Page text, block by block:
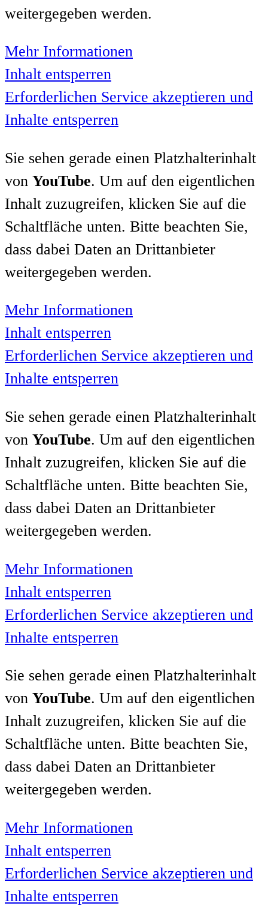
weitergegeben werden.
Mehr Informationen
Inhalt entsperren
Erforderlichen Service akzeptieren und
Inhalte entsperren
Sie sehen gerade einen Platzhalterinhalt
von YouTube. Um auf den eigentlichen
Inhalt zuzugreifen, klicken Sie auf die
Schaltfläche unten. Bitte beachten Sie,
dass dabei Daten an Drittanbieter
weitergegeben werden.
Mehr Informationen
Inhalt entsperren
Erforderlichen Service akzeptieren und
Inhalte entsperren
Sie sehen gerade einen Platzhalterinhalt
von YouTube. Um auf den eigentlichen
Inhalt zuzugreifen, klicken Sie auf die
Schaltfläche unten. Bitte beachten Sie,
dass dabei Daten an Drittanbieter
weitergegeben werden.
Mehr Informationen
Inhalt entsperren
Erforderlichen Service akzeptieren und
Inhalte entsperren
Sie sehen gerade einen Platzhalterinhalt
von YouTube. Um auf den eigentlichen
Inhalt zuzugreifen, klicken Sie auf die
Schaltfläche unten. Bitte beachten Sie,
dass dabei Daten an Drittanbieter
weitergegeben werden.
Mehr Informationen
Inhalt entsperren
Erforderlichen Service akzeptieren und
Inhalte entsperren